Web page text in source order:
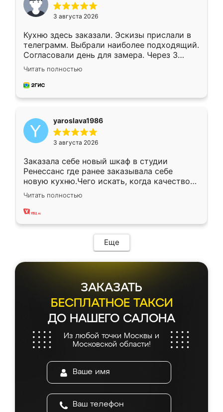
3 августа 2026
Кухню здесь заказали. Эскизы прислали в
телеграмм. Выбрали наиболее подходящий.
Согласовали день для замера. Через 3
недели кухня была уже готова. Остались
довольны работой. Спасибо Ренессанс
мебель за качественную работу!
Читать полностью
yaroslava1986
3 августа 2026
Заказала себе новый шкаф в студии
Ренессанс где ранее заказывала себе
новую кухню.Чего искать, когда качеством
вполне довольна. Служит кухня уже почти
два года, нареканий нет.
Читать полностью
Еще
ЗАКАЗАТЬ
БЕСПЛАТНОЕ ТАКСИ
ДО НАШЕГО САЛОНА
Из любой точки Москвы и
Московской области!